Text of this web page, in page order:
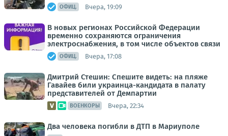
ОФИЦ. Вчера, 19:09
В новых регионах Российской Федерации
временно сохраняются ограничения
электроснабжения, в том числе объектов связи
ОФИЦ. Вчера, 17:08
Дмитрий Стешин: Спешите видеть: на пляже
Гавайев били украинца-кандидата в палату
представителей от Демпартии
ВОЕНКОРЫ Вчера, 22:34
Два человека погибли в ДТП в Мариуполе